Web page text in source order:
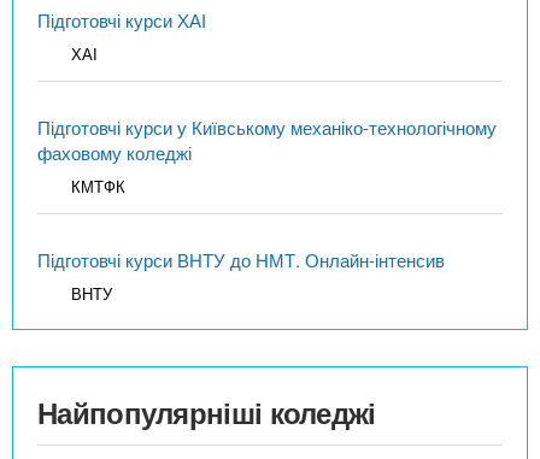
Підготовчі курси ХАІ
ХАІ
Підготовчі курси у Київському механіко-технологічному
фаховому коледжі
КМТФК
Підготовчі курси ВНТУ до НМТ. Онлайн-інтенсив
ВНТУ
Найпопулярніші коледжі